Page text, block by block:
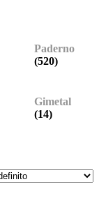
Paderno
(520)
Gimetal
(14)